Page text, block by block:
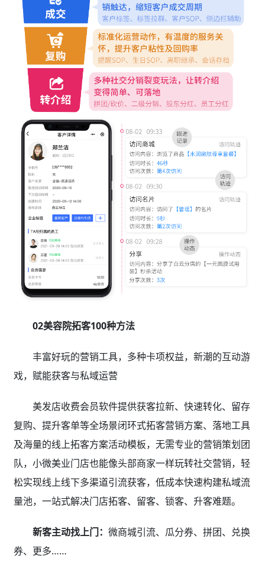
02美容院拓客100种方法
丰富好玩的营销工具，多种卡项权益，新潮的互动游
戏，赋能获客与私域运营
美发店收费会员软件提供获客拉新、快速转化、留存
复购、提升客单等全场景闭环式拓客营销方案、落地工具
及海量的线上拓客方案活动模板，无需专业的营销策划团
队，小微美业门店也能像头部商家一样玩转社交营销，轻
松实现线上线下多渠道引流获客，低成本快速构建私域流
量池，一站式解决门店拓客、留客、锁客、升客难题。
新客主动找上门： 微商城引流、瓜分券、拼团、兑换
券、更多……